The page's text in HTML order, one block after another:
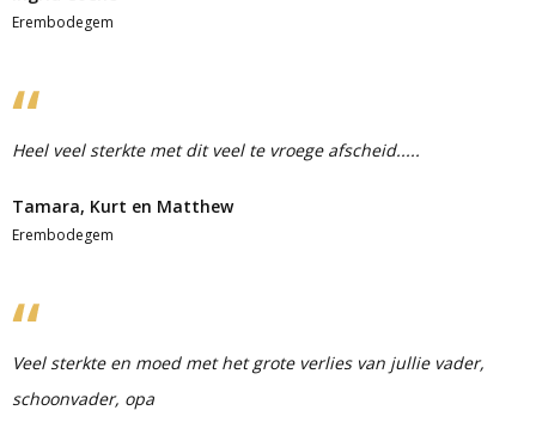
Erembodegem
Heel veel sterkte met dit veel te vroege afscheid.....
Tamara, Kurt en Matthew
Erembodegem
Veel sterkte en moed met het grote verlies van jullie vader,
schoonvader, opa